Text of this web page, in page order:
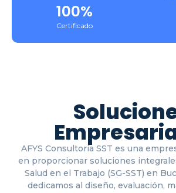
100%
Certificado
AFYS Consultoría SST es una
en proporcionar soluciones
Salud en el Trabajo (SG-SST) en
dedicamos al diseño, evaluación,